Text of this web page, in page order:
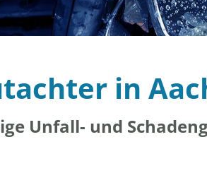
in
Unfall- und